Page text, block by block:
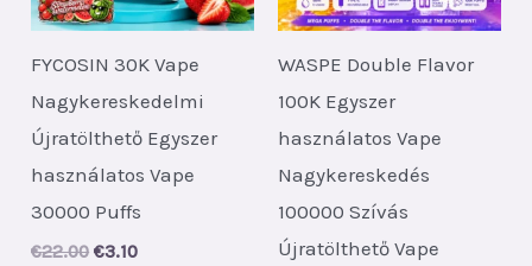
FYCOSIN 30K Vape
Nagykereskedelmi
Újratölthető Egyszer
használatos Vape
30000 Puffs
€22.00 Original
€3.10Current
WASPE Double Flavor
100K Egyszer
használatos Vape
Nagykereskedés
100000 Szívás
Újratölthető Vape